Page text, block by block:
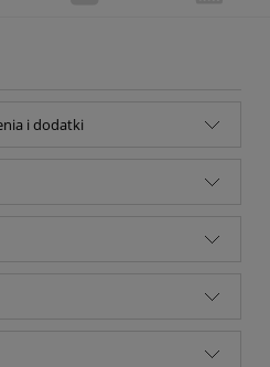
i dodatki